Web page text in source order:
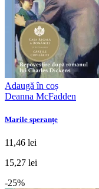
Adaugă în coș
Deanna McFadden
Marile speranțe
11,46 lei
15,27 lei
-25%